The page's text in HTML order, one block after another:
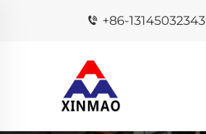
+86-13145032343